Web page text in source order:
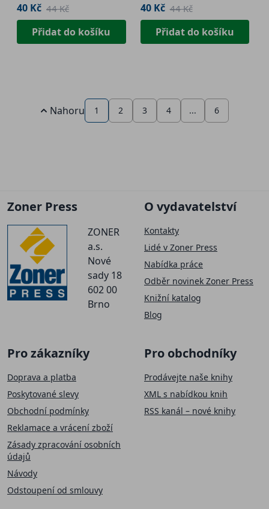
40 Kč 44 Kč
Přidat do košíku
40 Kč 44 Kč
Přidat do košíku
Nahoru 1 2 3 4 ... 6
Zoner Press
ZONER
a.s.
Nové
sady 18
602 00
Brno
O vydavatelství
Kontakty
Lidé v Zoner Press
Nabídka práce
Odběr novinek Zoner Press
Knižní katalog
Blog
Pro zákazníky
Doprava a platba
Poskytované slevy
Obchodní podmínky
Reklamace a vrácení zboží
Zásady zpracování osobních
údajů
Návody
Odstoupení od smlouvy
Pro obchodníky
Prodávejte naše knihy
XML s nabídkou knih
RSS kanál – nové knihy